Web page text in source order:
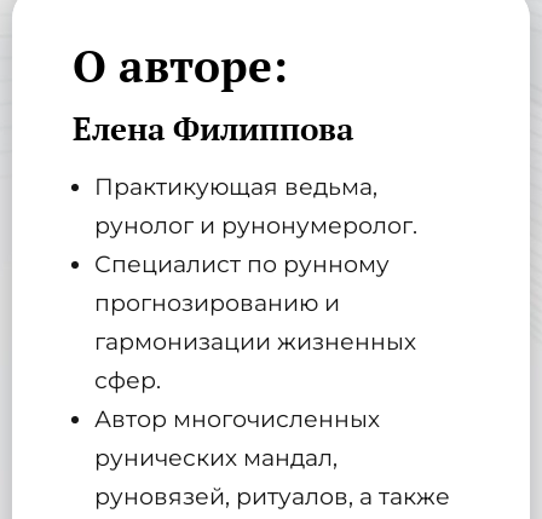
О авторе:
Елена Филиппова
Практикующая ведьма,
рунолог и рунонумеролог.
Специалист по рунному
прогнозированию и
гармонизации жизненных
сфер.
Автор многочисленных
рунических мандал,
руновязей, ритуалов, а также